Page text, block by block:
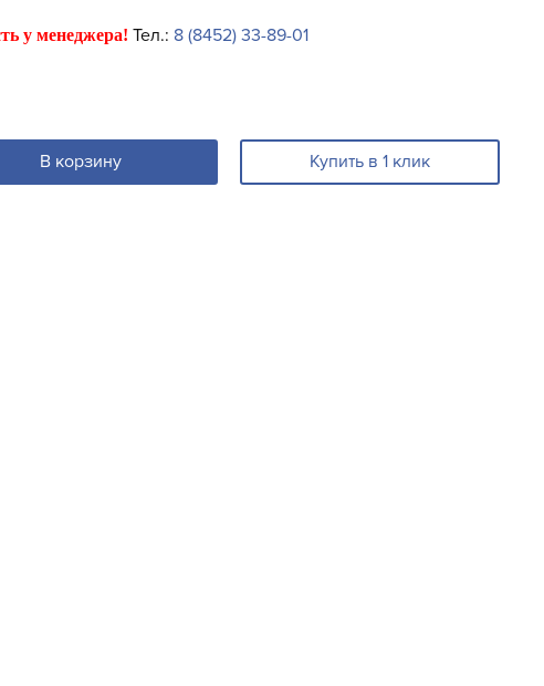
у менеджера! Тел.: 8 (8452) 33-89-01
В корзину Купить в 1 клик